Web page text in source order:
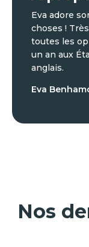
Eva adore
choses !
toutes les
un an aux
anglais.
Eva
Nos